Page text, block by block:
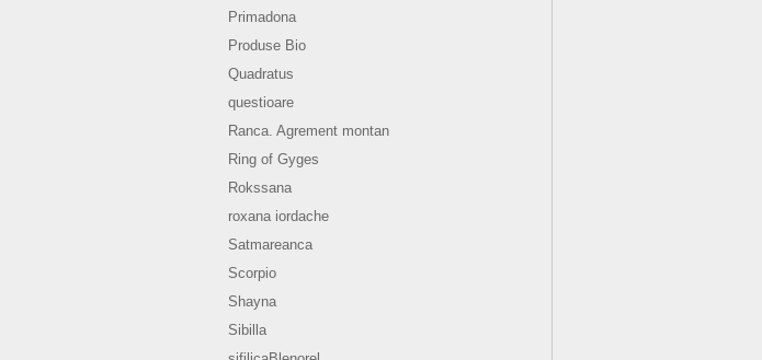
Primadona
Produse Bio
Quadratus
questioare
Ranca. Agrement montan
Ring of Gyges
Rokssana
roxana iordache
Satmareanca
Scorpio
Shayna
Sibilla